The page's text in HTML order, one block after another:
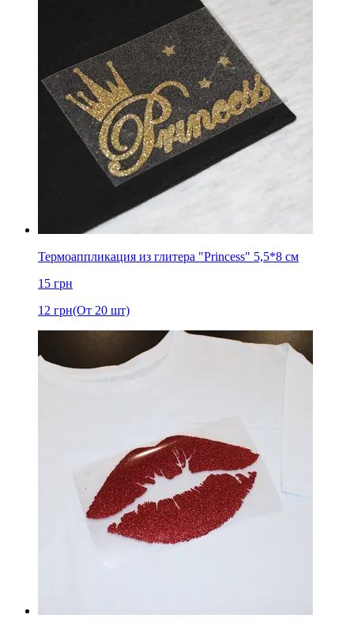
Термоаппликация из глитера "Princess" 5,5*8 см
15 грн
12 грн(От 20 шт)